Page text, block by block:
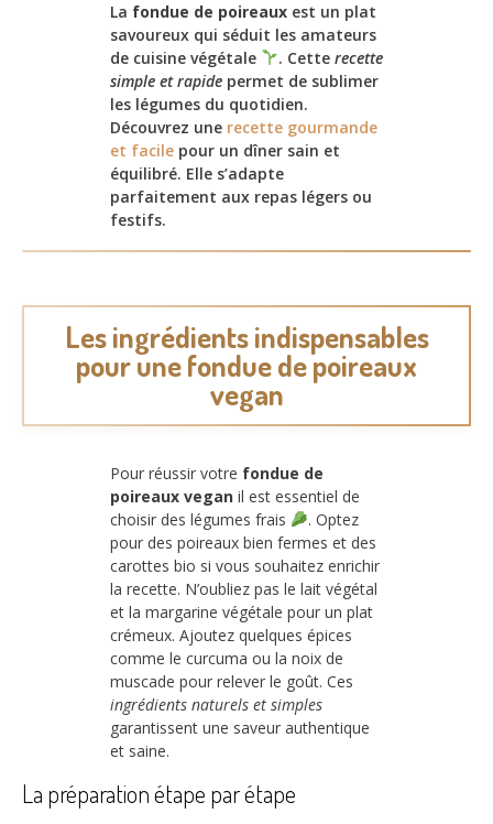
La fondue de poireaux est un plat
savoureux qui séduit les amateurs
de cuisine végétale
. Cette recette
simple et rapide permet de sublimer
les légumes du quotidien.
Découvrez une recette gourmande
et facile pour un dîner sain et
équilibré. Elle s’adapte
parfaitement aux repas légers ou
festifs.
Les ingrédients indispensables
pour une fondue de poireaux
vegan
Pour réussir votre fondue de
poireaux vegan il est essentiel de
choisir des légumes frais
. Optez
pour des poireaux bien fermes et des
carottes bio si vous souhaitez enrichir
la recette. N’oubliez pas le lait végétal
et la margarine végétale pour un plat
crémeux. Ajoutez quelques épices
comme le curcuma ou la noix de
muscade pour relever le goût. Ces
ingrédients naturels et simples
garantissent une saveur authentique
et saine.
La préparation étape par étape